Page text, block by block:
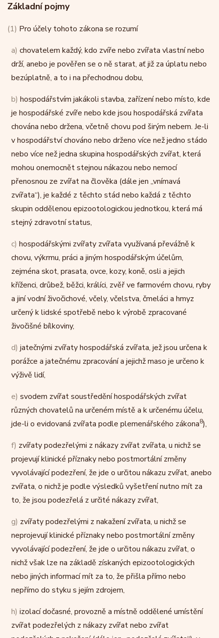
Základní pojmy
(1) Pro účely tohoto zákona se rozumí
a) chovatelem každý, kdo zvíře nebo zvířata vlastní nebo
drží, anebo je pověřen se o ně starat, ať již za úplatu nebo
bezúplatně, a to i na přechodnou dobu,
b) hospodářstvím jakákoli stavba, zařízení nebo místo, kde
je hospodářské zvíře nebo kde jsou hospodářská zvířata
chována nebo držena, včetně chovu pod širým nebem. Je-li
v hospodářství chováno nebo drženo více než jedno stádo
nebo více než jedna skupina hospodářských zvířat, která
mohou onemocnět stejnou nákazou nebo nemocí
přenosnou ze zvířat na člověka (dále jen „vnímavá
zvířata“), je každé z těchto stád nebo každá z těchto
skupin oddělenou epizootologickou jednotkou, která má
stejný zdravotní status,
c) hospodářskými zvířaty zvířata využívaná převážně k
chovu, výkrmu, práci a jiným hospodářským účelům,
zejména skot, prasata, ovce, kozy, koně, osli a jejich
kříženci, drůbež, běžci, králíci, zvěř ve farmovém chovu, ryby
a jiní vodní živočichové, včely, včelstva, čmeláci a hmyz
určený k lidské spotřebě nebo k výrobě zpracované
živočišné bílkoviny,
d) jatečnými zvířaty hospodářská zvířata, jež jsou určena k
porážce a jatečnému zpracování a jejichž maso je určeno k
výživě lidí,
e) svodem zvířat soustředění hospodářských zvířat
různých chovatelů na určeném místě a k určenému účelu,
jde-li o evidovaná zvířata podle plemenářského zákona8),
f) zvířaty podezřelými z nákazy zvířat zvířata, u nichž se
projevují klinické příznaky nebo postmortální změny
vyvolávající podezření, že jde o určitou nákazu zvířat, anebo
zvířata, o nichž je podle výsledků vyšetření nutno mít za
to, že jsou podezřelá z určité nákazy zvířat,
g) zvířaty podezřelými z nakažení zvířata, u nichž se
neprojevují klinické příznaky nebo postmortální změny
vyvolávající podezření, že jde o určitou nákazu zvířat, o
nichž však lze na základě získaných epizootologických
nebo jiných informací mít za to, že přišla přímo nebo
nepřímo do styku s jejím zdrojem,
h) izolací dočasné, provozně a místně oddělené umístění
zvířat podezřelých z nákazy zvířat nebo zvířat